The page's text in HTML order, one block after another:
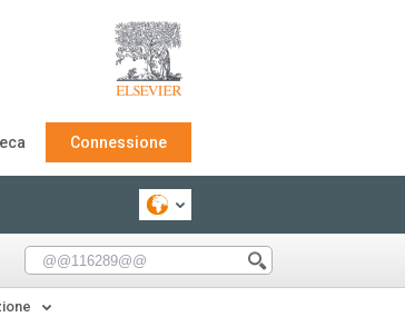
Connessione